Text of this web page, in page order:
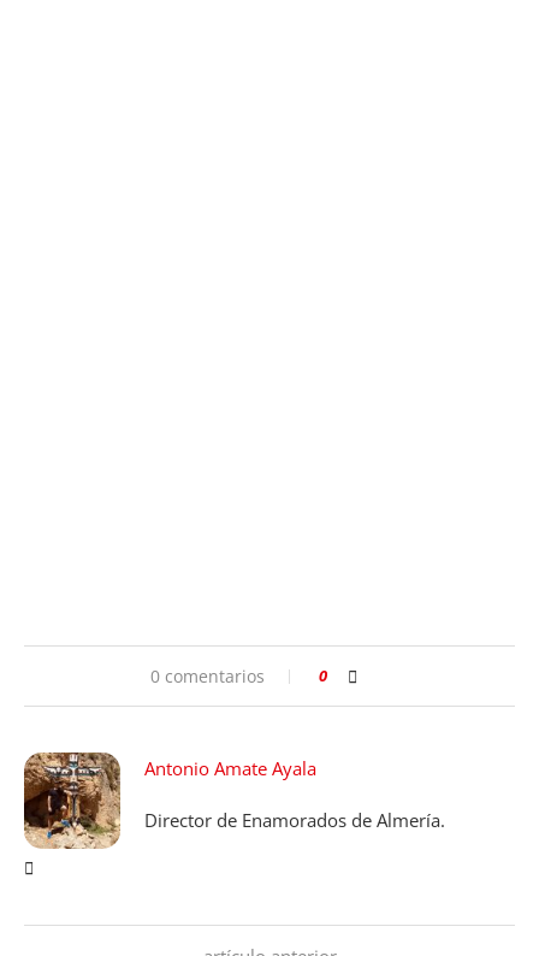
0 comentarios 0
Antonio Amate Ayala
Director de Enamorados de Almería.